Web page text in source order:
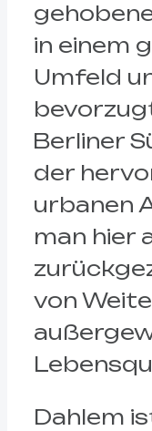
in einem
Umfeld
Berliner
der
urbanen
man hier
von
Dahlem